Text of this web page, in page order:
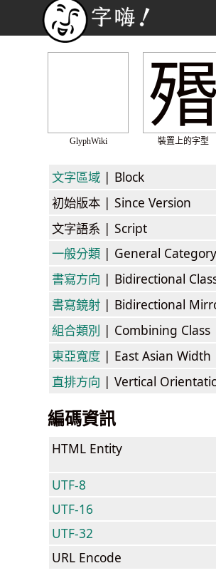
GlyphWiki
㱪
裝置上的字型
文字區域 | Block
初始版本 | Since Version
文字語系 | Script
一般分類 | General Category
書寫方向 | Bidirectional
書寫鏡射 | Bidirectional
組合類別 | Combining Class
東亞寬度 | East Asian Width
直排方向 | Vertical
編碼資訊
HTML Entity
UTF-8
UTF-16
UTF-32
URL Encode